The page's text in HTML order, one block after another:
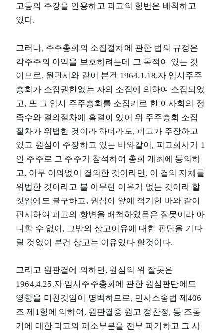
고등의 주장을 인용하고 피고의 항변은 배척하고
있다.
그러나, 주주총회의 소집절차에 관한 법의 규정은
각주주의 이익을 보호하려는데 그 목적이 있는 것
이므로, 원판시와 같이 본건 1964.1.18.자 임시주주
총회가 소집권한없는 자의 소집에 의하여 소집되었
고, 또 그 임시 주주총회를 소집키로 한 이사회의 정
족수와 결의절차에 흠결이 있어 위 주주총회 소집
절차가 위법한 것이라 하더라도, 피고가 주장하고
있고 원심이 주장하고 있는 바와같이, 피고회사가 1
인 주주로 그 주주가 참석하여 총회 개최에 동의하
고, 아무 이의없이 결의한 것이라면, 이 결의 자체를
위법한 것이라고 볼 아무런 이유가 없는 것이라 할
것임에도 불구하고, 원심이 앞에 적기한 바와 같이
판시하여 피고의 항변을 배척하였음은 잘못이라 아
니할 수 없어, 그밖의 상고이유에 대한 판단을 기다
릴 것없이 본건 상고는 이유있다 할것이다.
그리고 원판결에 의하면, 원심의 위 잘못은
1964.4.25.자 임시주주총회에 관한 원심판단에도
영향을 미친것임이 명백하므로, 민사소송법 제406
조 제1항에 의하여, 원판결중 원고 정찬정, 동 조동
기에 대한 피고의 패소부분을 전부 파기하고 그 사